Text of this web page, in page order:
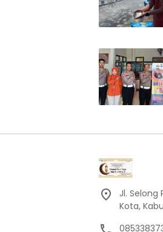
Jl. Selong
Kota,